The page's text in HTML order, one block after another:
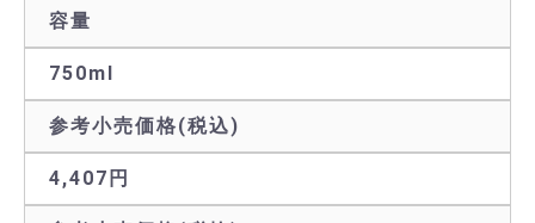
容量
750ml
参考小売価格(税込)
4,407円